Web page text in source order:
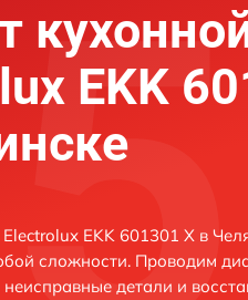
EKK
EKK 601301 X в
сложности. Проводим
детали и